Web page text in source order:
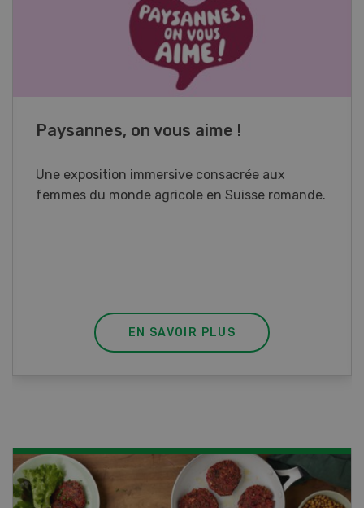
Cours spécialisé Aquaculture
Vous élevez des poissons ou songez à le faire?
Ce cours vous équipe du savoir nécessaire. Si
EN SAVOIR PLUS